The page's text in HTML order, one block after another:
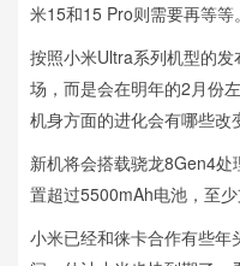
米15和15 Pro则需要再等等。
按照小米Ultra系列机型的
场，而是会在明年的2月份
机身方面的进化会有哪些改
新机将会搭载骁龙8Gen4
置超过5500mAh电池，至
小米已经和徕卡合作有些